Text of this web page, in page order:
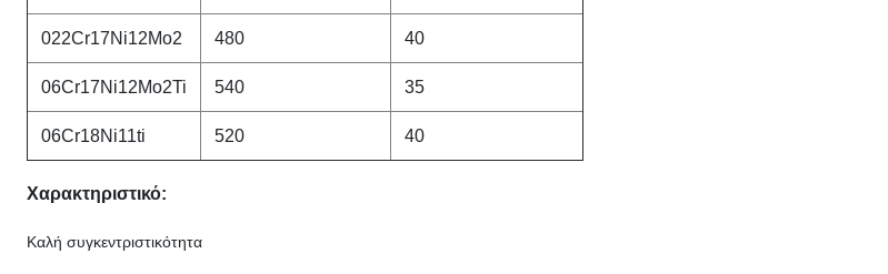
022Cr17Ni12Mo2 480 40
06Cr17Ni12Mo2Ti 540 35
06Cr18Ni11ti 520 40
Χαρακτηριστικό:
Καλή συγκεντριστικότητα